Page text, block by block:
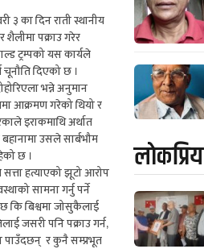
३ का दिन राती स्थानीय
शैलीमा पक्राउ गरेर
ट्रम्पको यस कार्यले
चूनौति दिएको छ ।
भन्ने अनुमान
आक्रमण गरेको थियो र
इराकमाथि अर्थात
उसले सार्बभौम
छ ।
हत्याएको झूटो आरोप
सामना गर्नु पर्ने
कि बिश्वमा जोसुकैलाई
जसरी पनि पक्राउ गर्न,
पाउँदछन् र कुनै सम्प्रभूत
लाेकप्रिय